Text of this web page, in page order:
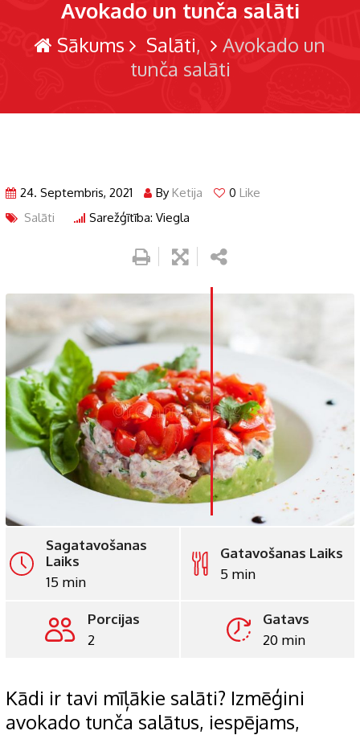
Avokado un tunča salāti
Sākums Salāti
Avokado un
tunča salāti
24. Septembris, 2021 By Ketija 0 Like
Salāti
Sarežģītība: Viegla
LinkedIn
Whatsapp
Pinterest
Print
Sagatavošanas
Laiks
15 min
Gatavošanas Laiks
5 min
Porcijas
2
Gatavs
20 min
Kādi ir tavi mīļākie salāti? Izmēģini
avokado tunča salātus, iespējams,